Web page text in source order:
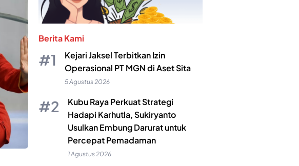
Berita Kami
Kejari Jaksel Terbitkan Izin
Operasional PT MGN di Aset Sita
5 Agustus 2026
Kubu Raya Perkuat Strategi
Hadapi Karhutla, Sukiryanto
Usulkan Embung Darurat untuk
Percepat Pemadaman
1 Agustus 2026